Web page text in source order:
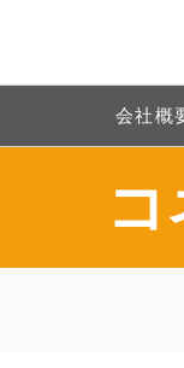
会社概